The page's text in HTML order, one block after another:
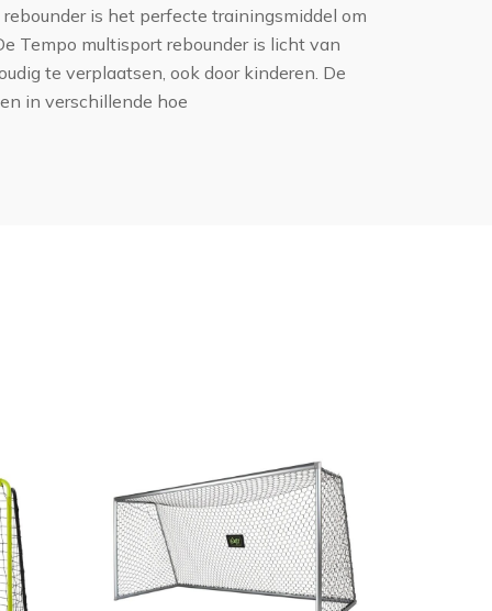
is het perfecte trainingsmiddel om
Tempo multisport rebounder is licht van
te verplaatsen, ook door kinderen. De
in verschillende hoe